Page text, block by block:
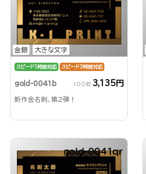
金銀 大きな文字
スピード1時間対応 スピード3時間対応
gold-0041b 100枚 3,135円
新作金名刺、第2弾！
gold-0041qr